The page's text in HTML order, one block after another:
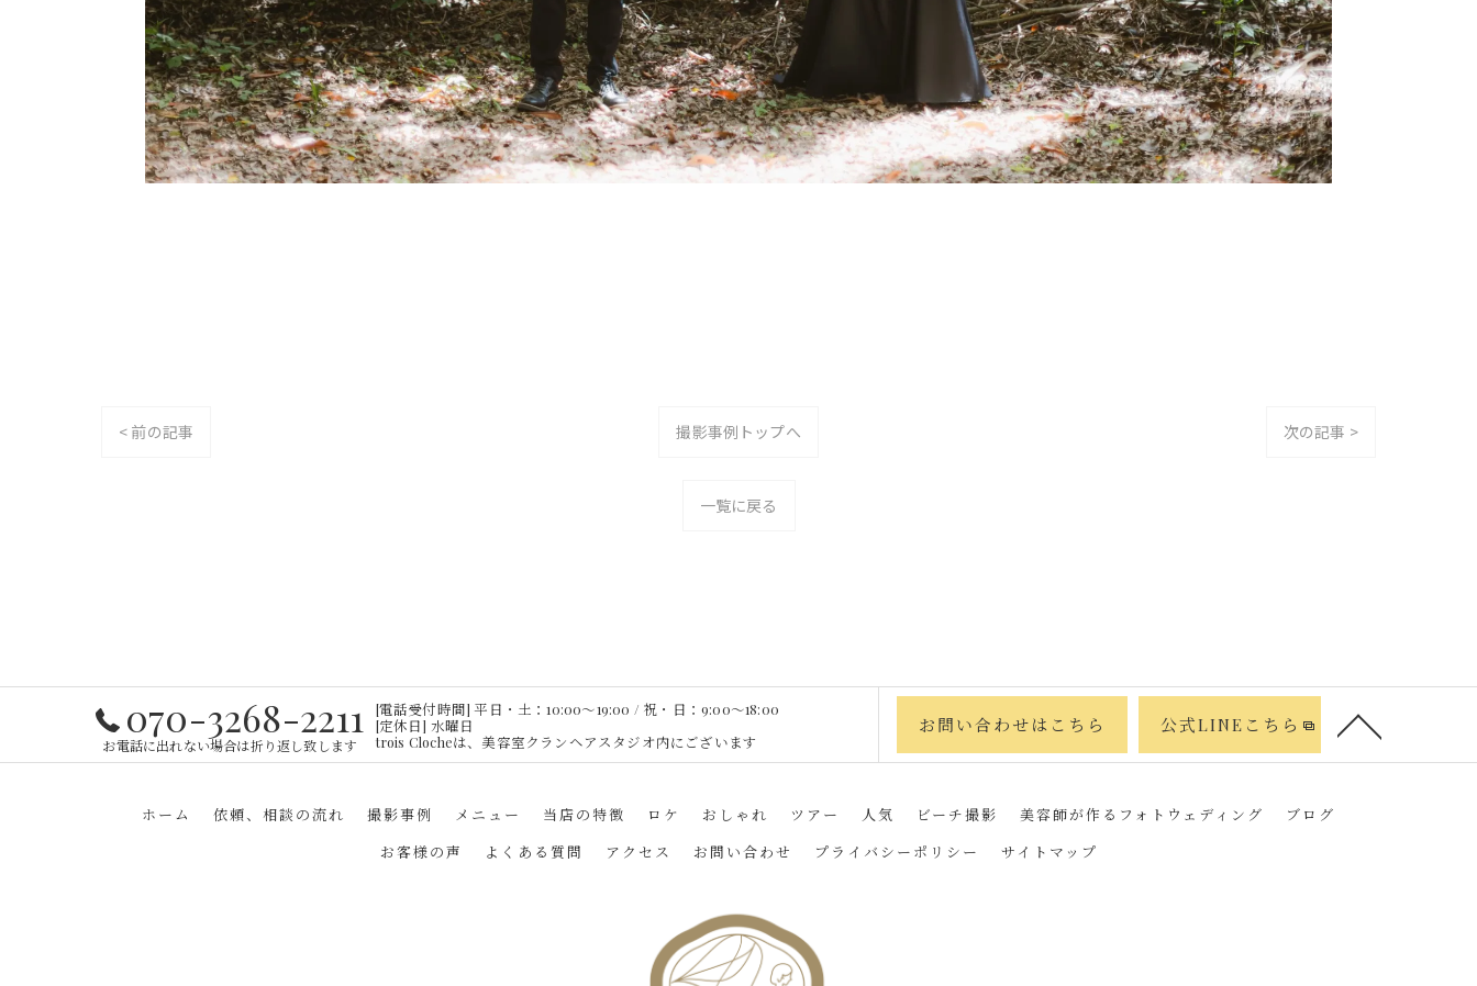
< 前の記事 撮影事例トップへ 次の記事 >
一覧に戻る
070-3268-2211
お電話に出れない場合は折り返し致します
[電話受付時間] 平日・土：10:00〜19:00 / 祝・日：9:00〜18:00
[定休日] 水曜日
trois Clocheは、美容室クランヘアスタジオ内にございます
お問い合わせはこちら 公式LINEこちら
ホーム 依頼、相談の流れ 撮影事例 メニュー 当店の特徴 ロケ おしゃれ ツアー 人気 ビーチ撮影 美容師が作るフォトウェディング
ブログ
お客様の声
よくある質問 アクセス お問い合わせ プライバシーポリシー サイトマップ